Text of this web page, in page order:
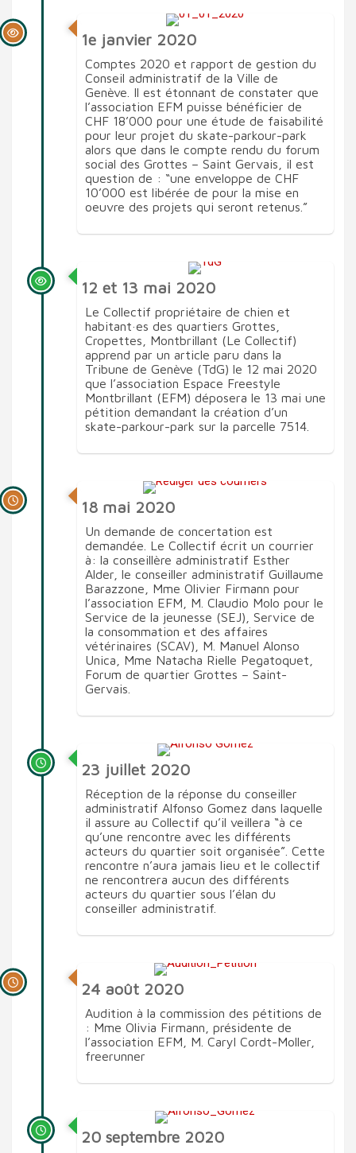
1e janvier 2020
Comptes 2020 et rapport de gestion du
Conseil administratif de la Ville de
Genève. Il est étonnant de constater que
l’association EFM puisse bénéficier de
CHF 18’000 pour une étude de faisabilité
pour leur projet du skate-parkour-park
alors que dans le compte rendu du forum
social des Grottes – Saint Gervais, il est
question de : “une enveloppe de CHF
10’000 est libérée de pour la mise en
oeuvre des projets qui seront retenus.”
12 et 13 mai 2020
Le Collectif propriétaire de chien et
habitant·es des quartiers Grottes,
Cropettes, Montbrillant (Le Collectif)
apprend par un article paru dans la
Tribune de Genève (TdG) le 12 mai 2020
que l’association Espace Freestyle
Montbrillant (EFM) déposera le 13 mai une
pétition demandant la création d’un
skate-parkour-park sur la parcelle 7514.
18 mai 2020
Un demande de concertation est
demandée. Le Collectif écrit un courrier
à: la conseillère administratif Esther
Alder, le conseiller administratif Guillaume
Barazzone, Mme Olivier Firmann pour
l’association EFM, M. Claudio Molo pour le
Service de la jeunesse (SEJ), Service de
la consommation et des affaires
vétérinaires (SCAV), M. Manuel Alonso
Unica, Mme Natacha Rielle Pegatoquet,
Forum de quartier Grottes – Saint-
Gervais.
23 juillet 2020
Réception de la réponse du conseiller
administratif Alfonso Gomez dans laquelle
il assure au Collectif qu’il veillera “à ce
qu’une rencontre avec les différents
acteurs du quartier soit organisée”. Cette
rencontre n’aura jamais lieu et le collectif
ne rencontrera aucun des différents
acteurs du quartier sous l’élan du
conseiller administratif.
24 août 2020
Audition à la commission des pétitions de
: Mme Olivia Firmann, présidente de
l’association EFM, M. Caryl Cordt-Moller,
freerunner
20 septembre 2020